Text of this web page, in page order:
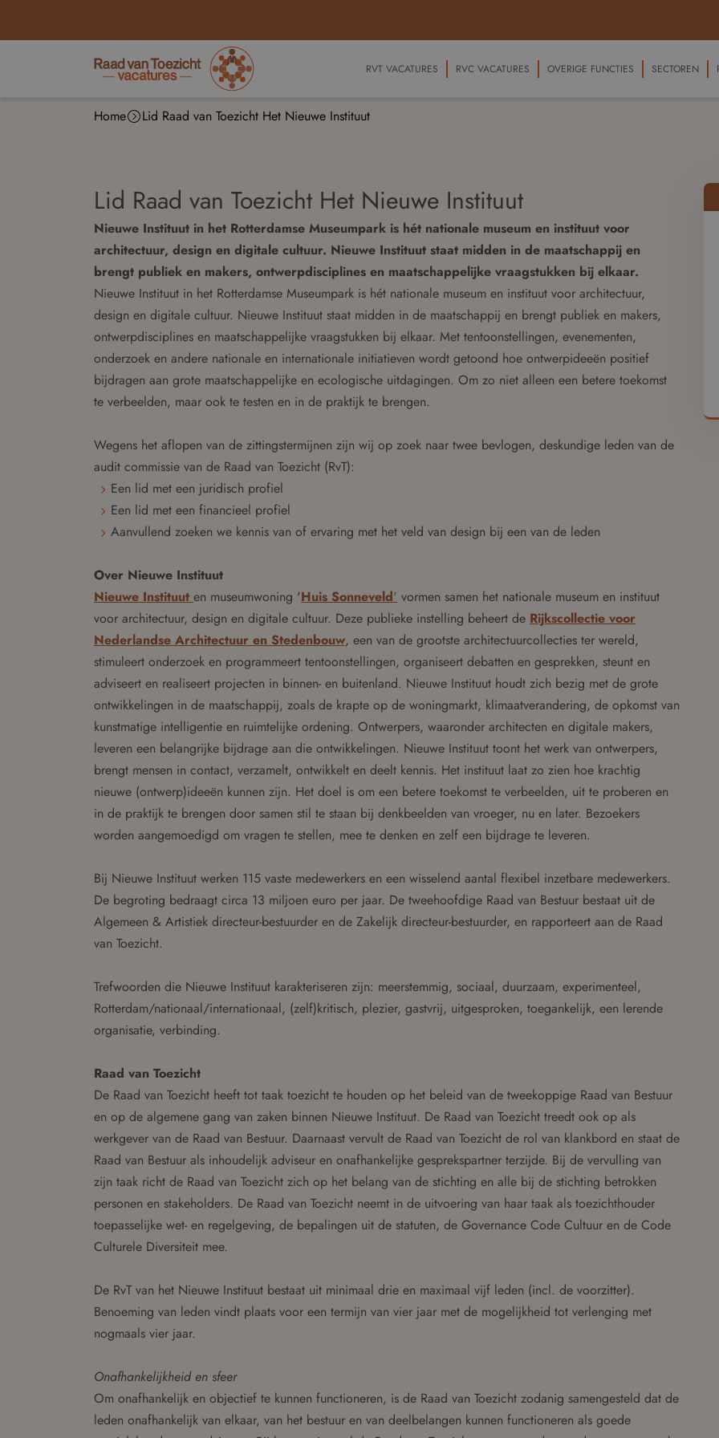
RVT VACATURES RVC VACATURES OVERIGE FUNCTIES SECTOREN
Home Lid Raad van Toezicht Het Nieuwe Instituut
Lid Raad van Toezicht Het Nieuwe Instituut
Nieuwe Instituut in het Rotterdamse Museumpark is hét nationale museum en instituut voor
architectuur, design en digitale cultuur. Nieuwe Instituut staat midden in de maatschappij en
brengt publiek en makers, ontwerpdisciplines en maatschappelijke vraagstukken bij elkaar.
Nieuwe Instituut in het Rotterdamse Museumpark is hét nationale museum en instituut voor architectuur,
design en digitale cultuur. Nieuwe Instituut staat midden in de maatschappij en brengt publiek en makers,
ontwerpdisciplines en maatschappelijke vraagstukken bij elkaar. Met tentoonstellingen, evenementen,
onderzoek en andere nationale en internationale initiatieven wordt getoond hoe ontwerpideeën positief
bijdragen aan grote maatschappelijke en ecologische uitdagingen. Om zo niet alleen een betere toekomst
te verbeelden, maar ook te testen en in de praktijk te brengen.
Wegens het aflopen van de zittingstermijnen zijn wij op zoek naar twee bevlogen, deskundige leden van de
audit commissie van de Raad van Toezicht (RvT):
Een lid met een juridisch profiel
Een lid met een financieel profiel
Aanvullend zoeken we kennis van of ervaring met het veld van design bij een van de leden
Over Nieuwe Instituut
Nieuwe Instituut en museumwoning 'Huis Sonneveld' vormen samen het nationale museum en instituut
voor architectuur, design en digitale cultuur. Deze publieke instelling beheert de Rijkscollectie voor
Nederlandse Architectuur en Stedenbouw, een van de grootste architectuurcollecties ter wereld,
stimuleert onderzoek en programmeert tentoonstellingen, organiseert debatten en gesprekken, steunt en
adviseert en realiseert projecten in binnen- en buitenland. Nieuwe Instituut houdt zich bezig met de grote
ontwikkelingen in de maatschappij, zoals de krapte op de woningmarkt, klimaatverandering, de opkomst van
kunstmatige intelligentie en ruimtelijke ordening. Ontwerpers, waaronder architecten en digitale makers,
leveren een belangrijke bijdrage aan die ontwikkelingen. Nieuwe Instituut toont het werk van ontwerpers,
brengt mensen in contact, verzamelt, ontwikkelt en deelt kennis. Het instituut laat zo zien hoe krachtig
nieuwe (ontwerp)ideeën kunnen zijn. Het doel is om een betere toekomst te verbeelden, uit te proberen en
in de praktijk te brengen door samen stil te staan bij denkbeelden van vroeger, nu en later. Bezoekers
worden aangemoedigd om vragen te stellen, mee te denken en zelf een bijdrage te leveren.
Bij Nieuwe Instituut werken 115 vaste medewerkers en een wisselend aantal flexibel inzetbare medewerkers.
De begroting bedraagt circa 13 miljoen euro per jaar. De tweehoofdige Raad van Bestuur bestaat uit de
Algemeen & Artistiek directeur-bestuurder en de Zakelijk directeur-bestuurder, en rapporteert aan de Raad
van Toezicht.
Trefwoorden die Nieuwe Instituut karakteriseren zijn: meerstemmig, sociaal, duurzaam, experimenteel,
Rotterdam/nationaal/internationaal, (zelf)kritisch, plezier, gastvrij, uitgesproken, toegankelijk, een lerende
organisatie, verbinding.
Raad van Toezicht
De Raad van Toezicht heeft tot taak toezicht te houden op het beleid van de tweekoppige Raad van Bestuur
en op de algemene gang van zaken binnen Nieuwe Instituut. De Raad van Toezicht treedt ook op als
werkgever van de Raad van Bestuur. Daarnaast vervult de Raad van Toezicht de rol van klankbord en staat de
Raad van Bestuur als inhoudelijk adviseur en onafhankelijke gesprekspartner terzijde. Bij de vervulling van
zijn taak richt de Raad van Toezicht zich op het belang van de stichting en alle bij de stichting betrokken
personen en stakeholders. De Raad van Toezicht neemt in de uitvoering van haar taak als toezichthouder
toepasselijke wet- en regelgeving, de bepalingen uit de statuten, de Governance Code Cultuur en de Code
Culturele Diversiteit mee.
De RvT van het Nieuwe Instituut bestaat uit minimaal drie en maximaal vijf leden (incl. de voorzitter).
Benoeming van leden vindt plaats voor een termijn van vier jaar met de mogelijkheid tot verlenging met
nogmaals vier jaar.
Onafhankelijkheid en sfeer
Om onafhankelijk en objectief te kunnen functioneren, is de Raad van Toezicht zodanig samengesteld dat de
leden onafhankelijk van elkaar, van het bestuur en van deelbelangen kunnen functioneren als goede